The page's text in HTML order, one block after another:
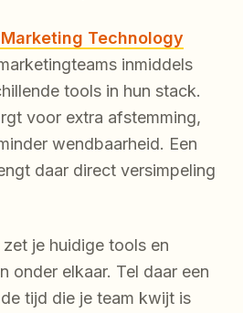
Technology
inmiddels
tools in hun stack.
voor extra afstemming,
wendbaarheid. Een
daar direct versimpeling
zet je huidige tools en
onder elkaar. Tel daar een
tijd die je team kwijt is